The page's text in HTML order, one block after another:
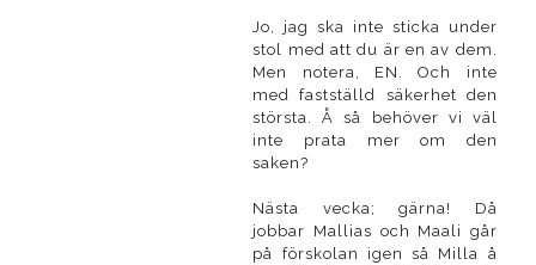
Jo, jag ska inte sticka under
stol med att du är en av dem.
Men notera, EN. Och inte
med fastställd säkerhet den
största. Å så behöver vi väl
inte prata mer om den
saken?
Nästa vecka; gärna! Då
jobbar Mallias och Maali går
på förskolan igen så Milla å